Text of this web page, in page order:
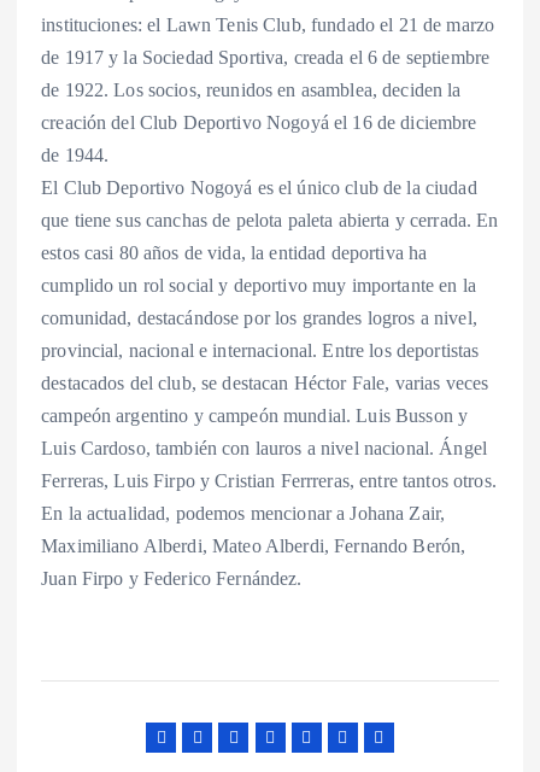
instituciones: el Lawn Tenis Club, fundado el 21 de marzo
de 1917 y la Sociedad Sportiva, creada el 6 de septiembre
de 1922. Los socios, reunidos en asamblea, deciden la
creación del Club Deportivo Nogoyá el 16 de diciembre
de 1944.
El Club Deportivo Nogoyá es el único club de la ciudad
que tiene sus canchas de pelota paleta abierta y cerrada. En
estos casi 80 años de vida, la entidad deportiva ha
cumplido un rol social y deportivo muy importante en la
comunidad, destacándose por los grandes logros a nivel,
provincial, nacional e internacional. Entre los deportistas
destacados del club, se destacan Héctor Fale, varias veces
campeón argentino y campeón mundial. Luis Busson y
Luis Cardoso, también con lauros a nivel nacional. Ángel
Ferreras, Luis Firpo y Cristian Ferrreras, entre tantos otros.
En la actualidad, podemos mencionar a Johana Zair,
Maximiliano Alberdi, Mateo Alberdi, Fernando Berón,
Juan Firpo y Federico Fernández.